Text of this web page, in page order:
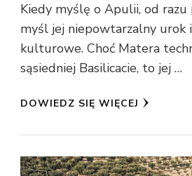
Kiedy myślę o Apulii, od razu
myśl jej niepowtarzalny urok
kulturowe. Choć Matera
sąsiedniej Basilicacie, to jej …
DOWIEDZ SIĘ WIĘCEJ